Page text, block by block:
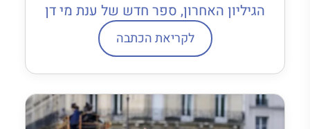
הגיליון האחרון, ספר חדש של ענת מי דן
לקריאת הכתבה